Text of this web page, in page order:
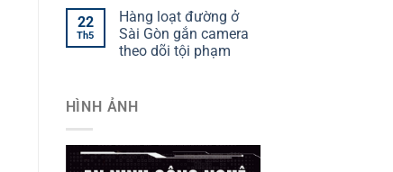
22
Th5
Hàng loạt đường ở
Sài Gòn gắn camera
theo dõi tội phạm
HÌNH ẢNH